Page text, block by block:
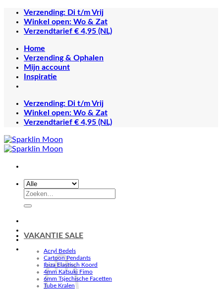
naar
inhoud
Verzending: Di t/m Vrij
Winkel open: Wo & Zat
Verzendtarief € 4,95 (NL)
Home
Verzending & Ophalen
Mijn account
Inspiratie
Verzending: Di t/m Vrij
Winkel open: Wo & Zat
Verzendtarief € 4,95 (NL)
Zoeken
VAKANTIE SALE
Acryl Bedels
Cartoon Pendants
Ibiza Elastisch Koord
4mm Katsuki Fimo
6mm Tsjechische Facetten
Tube Kralen